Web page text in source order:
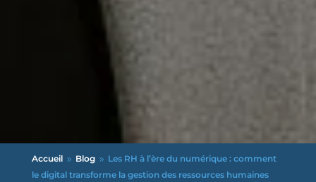
Accueil 9 Blog 9 Les RH à l’ère du numérique : comment
le digital transforme la gestion des ressources humaines